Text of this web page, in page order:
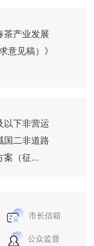
茶产业发展
意见稿）》
以下非营运
国二非道路
案（征...
市长信箱
公众监督